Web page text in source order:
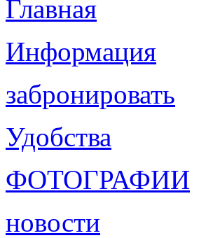
Главная
Информация
забронировать
Удобства
ФОТОГРАФИИ
новости